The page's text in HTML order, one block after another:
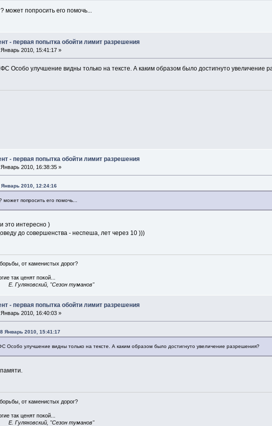
может попросить его помочь...
- первая попытка обойти лимит разрешения
Январь 2010, 15:41:17 »
Особо улучшение видны только на тексте. А каким образом было достигнуто увеличение
- первая попытка обойти лимит разрешения
Январь 2010, 16:38:35 »
2010, 12:24:16
попросить его помочь...
это интересно )
до совершенства - неспеша, лет через 10 )))
от каменистых дорог?
так ценят покой...
E. Гуляковский, "Сезон туманов"
- первая попытка обойти лимит разрешения
2010, 16:40:03 »
Январь 2010, 15:41:17
Особо улучшение видны только на тексте. А каким образом было достигнуто увеличение разрешения?
от каменистых дорог?
так ценят покой...
E. Гуляковский, "Сезон туманов"